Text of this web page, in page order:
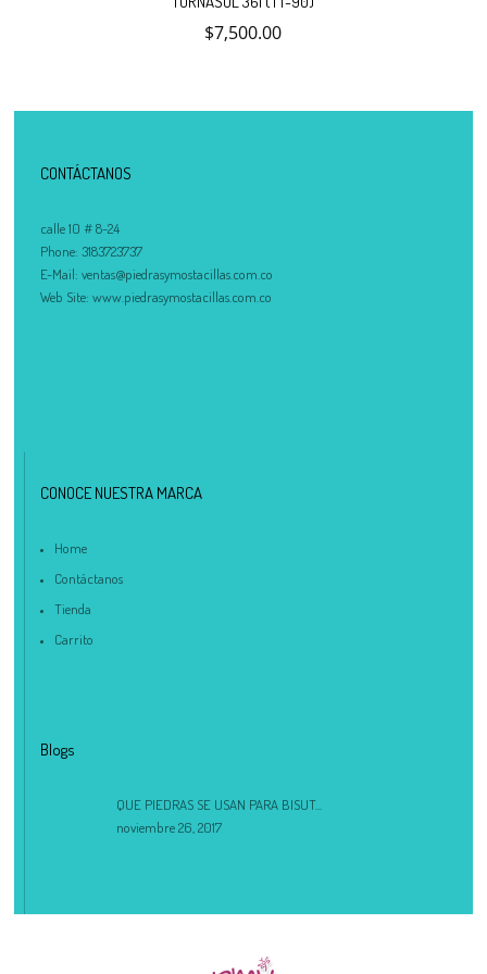
$7,500.00
CONTÁCTANOS
calle 10 # 8-24
Phone: 3183723737
E-Mail: ventas@piedrasymostacillas.com.co
Web Site: www.piedrasymostacillas.com.co
CONOCE NUESTRA MARCA
Home
Contáctanos
Tienda
Carrito
Blogs
QUE PIEDRAS SE USAN PARA BISUT...
noviembre 26, 2017